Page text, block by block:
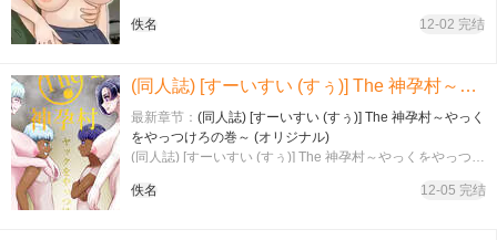
佚名 12-02 完结
(同人誌) [すーいすい (すぅ)] The 神孕村～やっくをやっつけろの巻～ (オリジナル)
最新章节： (同人誌) [すーいすい (すぅ)] The 神孕村～やっく
をやっつけろの巻～ (オリジナル)
(同人誌) [すーいすい (すぅ)] The 神孕村～やっくをやっつけ
佚名
12-05 完结